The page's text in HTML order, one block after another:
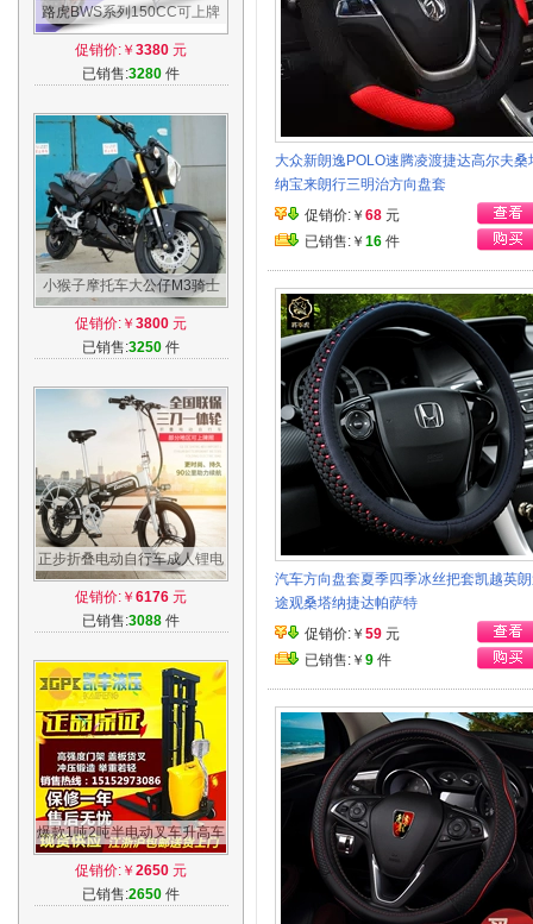
路虎BWS系列150CC可上牌
踏板车摩托车烧油踏板摩托车
助力车燃油机
促销价:￥ 3380 元
已销售:3280 件
小猴子摩托车大公仔M3骑士
车MSX125/150越野迷你车狒
狒赛街车跑车
促销价:￥ 3800 元
已销售:3250 件
正步折叠电动自行车成人锂电
池男女式助力车电瓶车迷你小
型电动车
促销价:￥ 6176 元
已销售:3088 件
爆款1吨2吨半电动叉车升高车
堆高车装卸车搬运车小型托盘
液压铲车
促销价:￥ 2650 元
已销售:2650 件
大众新朗逸POLO速腾凌渡捷达高尔夫桑
纳宝来朗行三明治方向盘套
促销价:￥ 68 元
已销售:￥ 16 件
汽车方向盘套夏季四季冰丝把套凯越英
途观桑塔纳捷达帕萨特
促销价:￥ 59 元
已销售:￥ 9 件